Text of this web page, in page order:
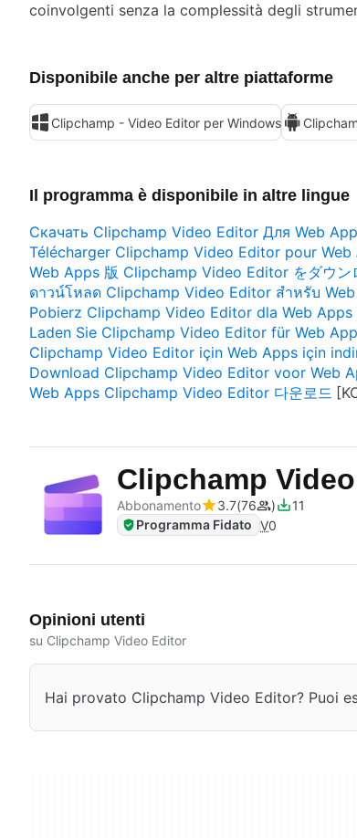
coinvolgenti senza la complessità degli
Disponibile anche per altre piattaforme
Clipchamp - Video Editor per Windows
Il programma è disponibile in altre lingue
Скачать Clipchamp Video Editor Для Web
Télécharger Clipchamp Video Editor pour Web
Web Apps 版 Clipchamp Video Editor をダウン
ดาวน์โหลด Clipchamp Video Editor สำหรับ
Pobierz Clipchamp Video Editor dla Web Apps
Laden Sie Clipchamp Video Editor für Web
Clipchamp Video Editor için Web Apps için
Download Clipchamp Video Editor voor Web
Web Apps Clipchamp Video Editor 다운로드
Clipchamp
Abbonamento
3.7 76
11
Programma Fidato V0
Opinioni utenti
su Clipchamp Video Editor
Hai provato Clipchamp Video Editor? Puoi